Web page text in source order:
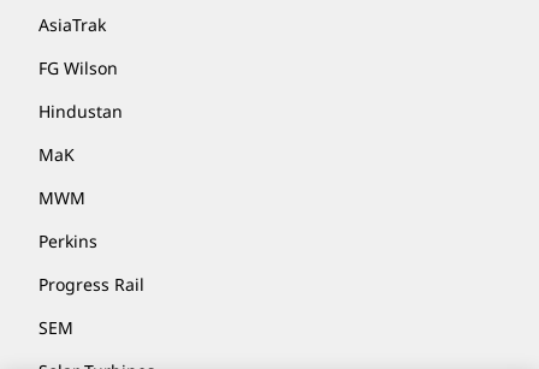
AsiaTrak
FG Wilson
Hindustan
MaK
MWM
Perkins
Progress Rail
SEM